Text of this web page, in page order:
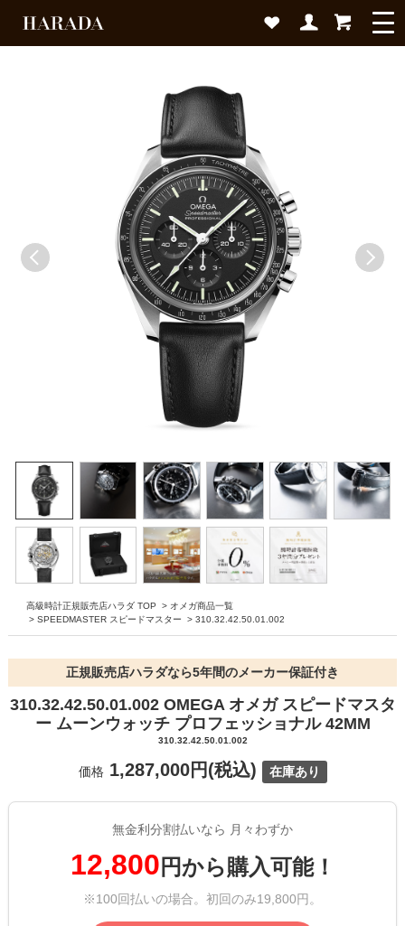
高級時計正規販売店ハラダ TOP > オメガ商品一覧
> SPEEDMASTER スピードマスター > 310.32.42.50.01.002
正規販売店ハラダなら5年間のメーカー保証付き
310.32.42.50.01.002 OMEGA オメガ スピードマスタ
ー ムーンウォッチ プロフェッショナル 42MM
310.32.42.50.01.002
価格1,287,000円(税込) 在庫あり
無金利分割払いなら 月々わずか
12,800 円から購入可能！
※100回払いの場合。初回のみ19,800円。